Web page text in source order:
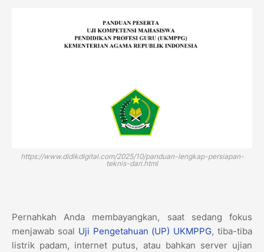
https://www.didikdigital.com/2025/10/panduan-lengkap-persiapan-
teknis-dari.html
Pernahkah Anda membayangkan, saat sedang fokus
menjawab soal Uji Pengetahuan (UP) UKMPPG, tiba-tiba
listrik padam, internet putus, atau bahkan server ujian